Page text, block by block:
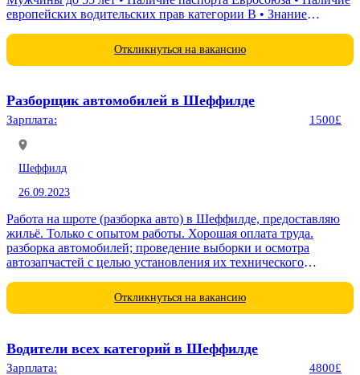
европейских водительских прав категории В • Знание
Откликнуться на вакансию
Разборщик автомобилей в Шеффилде
Зарплата: 1500£
Шеффилд
26.09.2023
Работа на шроте (разборка авто) в Шеффилде, предоставляю
жильё. Только с опытом работы. Хорошая оплата труда.
разборка автомобилей; проведение выборки и осмотра
автозапчастей с целью установления их технического
Откликнуться на вакансию
Водители всех категорий в Шеффилде
Зарплата: 4800£